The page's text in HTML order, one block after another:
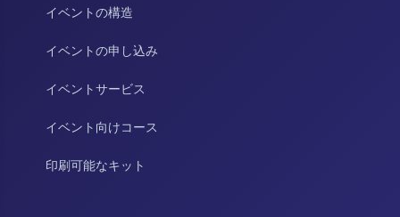
イベントの構造
イベントの申し込み
イベントサービス
イベント向けコース
印刷可能なキット